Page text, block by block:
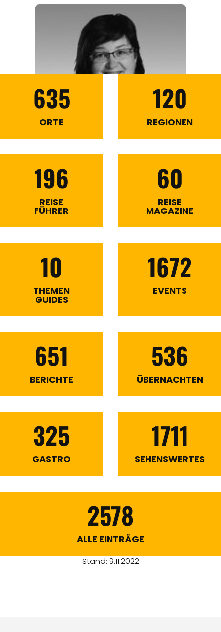
635
ORTE
120
REGIONEN
196
REISE
FÜHRER
60
REISE
MAGAZINE
10
THEMEN
GUIDES
1672
EVENTS
651
BERICHTE
536
ÜBERNACHTEN
325
GASTRO
1711
SEHENSWERTES
2578
ALLE EINTRÄGE
Stand: 9.11.2022